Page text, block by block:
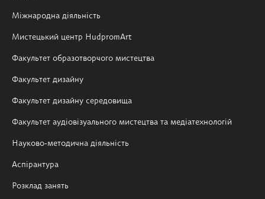
Міжнародна діяльність
Мистецький центр HudpromArt
Факультет образотворчого мистецтва
Факультет дизайну
Факультет дизайну середовища
Факультет аудіовізуального мистецтва та медіатехнологій
Науково-методична діяльність
Аспірантура
Розклад занять